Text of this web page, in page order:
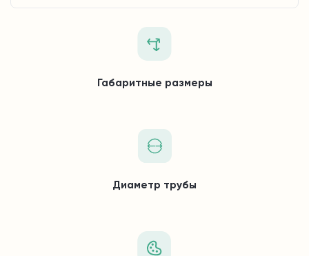
Габаритные размеры
Диаметр трубы